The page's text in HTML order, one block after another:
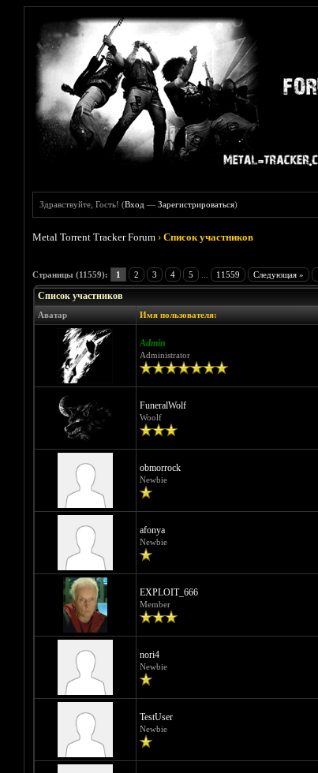
Здравствуйте, Гость! (Вход —Зарегистрироваться)
Metal Torrent Tracker Forum ›Список участников
Страницы (11559): 1 2 3 4 5 11559 Следующая »
Список участников
Аватар Имя пользователя:
Admin
Administrator
FuneralWolf
Woolf
obmorrock
Newbie
afonya
Newbie
EXPLOIT_666
Member
nori4
Newbie
TestUser
Newbie